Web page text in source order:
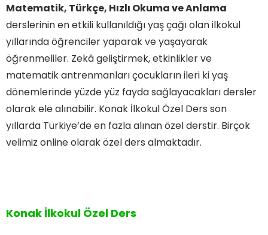
Matematik, Türkçe, Hızlı Okuma ve Anlama
derslerinin en etkili kullanıldığı yaş çağı olan ilkokul
yıllarında öğrenciler yaparak ve yaşayarak
öğrenmeliler. Zekâ geliştirmek, etkinlikler ve
matematik antrenmanları çocukların ileri ki yaş
dönemlerinde yüzde yüz fayda sağlayacakları dersler
olarak ele alınabilir. Konak İlkokul Özel Ders son
yıllarda Türkiye’de en fazla alınan özel derstir. Birçok
velimiz online olarak özel ders almaktadır.
Konak İlkokul Özel Ders